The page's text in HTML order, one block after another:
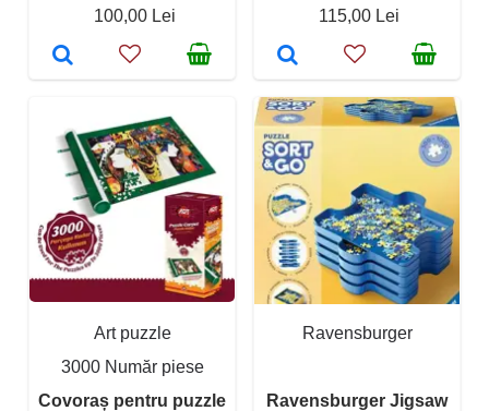
100,00 Lei 115,00 Lei
Art puzzle
3000 Număr piese
Covoraș pentru puzzle
Ravensburger
Ravensburger Jigsaw